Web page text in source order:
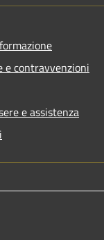
e contravvenzioni
e assistenza